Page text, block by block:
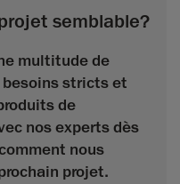
semblable?
multitude de
stricts et
de
nos experts dès
nous
projet.